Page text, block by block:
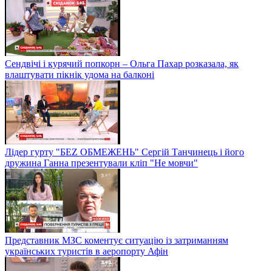
Сендвічі і курячий попкорн – Ольга Пахар розказала, як
влаштувати пікнік удома на балконі
Лідер гурту "БЕZ ОБМЕЖЕНЬ" Сергій Танчинець і його
дружина Ганна презентували кліп "Не мовчи"
Представник МЗС коментує ситуацію із затриманням
українських туристів в аеропорту Афін